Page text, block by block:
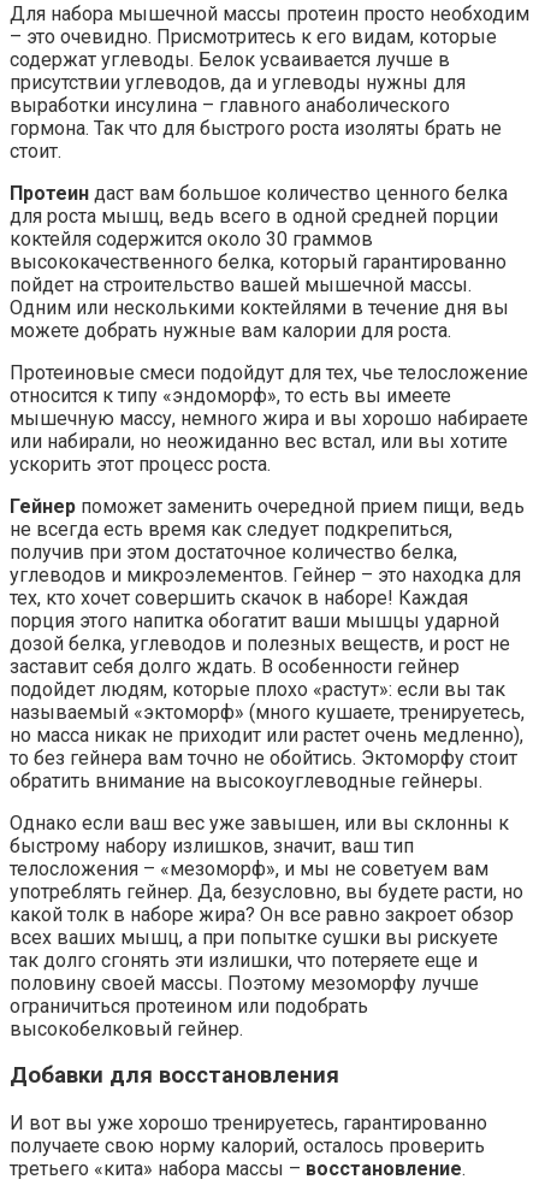
Для набора мышечной массы протеин просто необходим
– это очевидно. Присмотритесь к его видам, которые
содержат углеводы. Белок усваивается лучше в
присутствии углеводов, да и углеводы нужны для
выработки инсулина – главного анаболического
гормона. Так что для быстрого роста изоляты брать не
стоит.
Протеин даст вам большое количество ценного белка
для роста мышц, ведь всего в одной средней порции
коктейля содержится около 30 граммов
высококачественного белка, который гарантированно
пойдет на строительство вашей мышечной массы.
Одним или несколькими коктейлями в течение дня вы
можете добрать нужные вам калории для роста.
Протеиновые смеси подойдут для тех, чье телосложение
относится к типу «эндоморф», то есть вы имеете
мышечную массу, немного жира и вы хорошо набираете
или набирали, но неожиданно вес встал, или вы хотите
ускорить этот процесс роста.
Гейнер поможет заменить очередной прием пищи, ведь
не всегда есть время как следует подкрепиться,
получив при этом достаточное количество белка,
углеводов и микроэлементов. Гейнер – это находка для
тех, кто хочет совершить скачок в наборе! Каждая
порция этого напитка обогатит ваши мышцы ударной
дозой белка, углеводов и полезных веществ, и рост не
заставит себя долго ждать. В особенности гейнер
подойдет людям, которые плохо «растут»: если вы так
называемый «эктоморф» (много кушаете, тренируетесь,
но масса никак не приходит или растет очень медленно),
то без гейнера вам точно не обойтись. Эктоморфу стоит
обратить внимание на высокоуглеводные гейнеры.
Однако если ваш вес уже завышен, или вы склонны к
быстрому набору излишков, значит, ваш тип
телосложения – «мезоморф», и мы не советуем вам
употреблять гейнер. Да, безусловно, вы будете расти, но
какой толк в наборе жира? Он все равно закроет обзор
всех ваших мышц, а при попытке сушки вы рискуете
так долго сгонять эти излишки, что потеряете еще и
половину своей массы. Поэтому мезоморфу лучше
ограничиться протеином или подобрать
высокобелковый гейнер.
Добавки для восстановления
И вот вы уже хорошо тренируетесь, гарантированно
получаете свою норму калорий, осталось проверить
третьего «кита» набора массы – восстановление.